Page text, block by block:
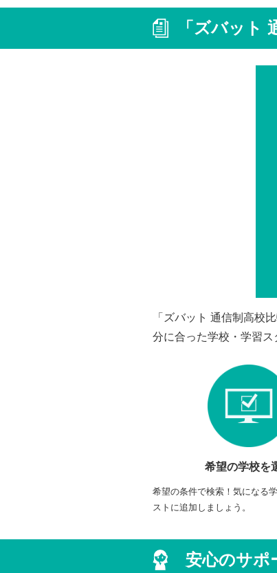
「ズバット
「ズバット 通信制高校
分に合った学校・学習ス
希望の学校を
希望の条件で検索！気になる
ストに追加しましょう。
安心のサポ